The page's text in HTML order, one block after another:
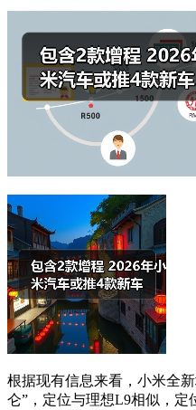
根据现有信息来看，小米全
仑”，定位与理想L9相似，定